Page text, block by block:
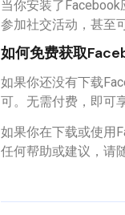
当你安装了
参加社交活动，甚至
如何免费获取
如果你还没有下载
可。无需付费，即可
如果你在下载或使用
任何帮助或建议，请